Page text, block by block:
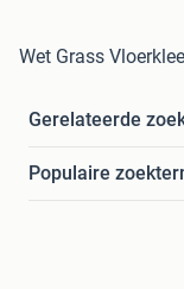
Wet Grass
Gerelateerde
Populaire